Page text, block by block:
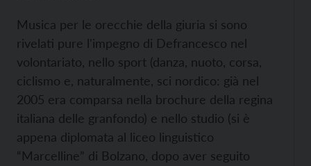
Musica per le orecchie della giuria si sono
rivelati pure l'impegno di Defrancesco nel
volontariato, nello sport (danza, nuoto, corsa,
ciclismo e, naturalmente, sci nordico: già nel
2005 era comparsa nella brochure della regina
italiana delle granfondo) e nello studio (si è
appena diplomata al liceo linguistico
“Marcelline” di Bolzano, dopo aver seguito